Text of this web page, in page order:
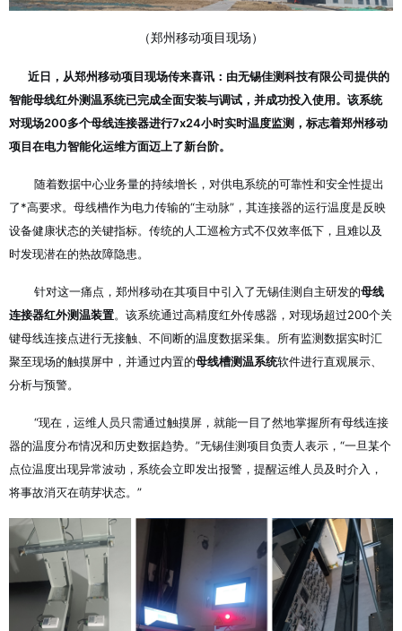
（郑州移动项目现场）
近日，从郑州移动项目现场传来喜讯：由无锡佳测科技有限公司提供的
智能母线红外测温系统已完成全面安装与调试，并成功投入使用。该系统
对现场200多个母线连接器进行7x24小时实时温度监测，标志着郑州移动
项目在电力智能化运维方面迈上了新台阶。
随着数据中心业务量的持续增长，对供电系统的可靠性和安全性提出
了*高要求。母线槽作为电力传输的“主动脉”，其连接器的运行温度是反映
设备健康状态的关键指标。传统的人工巡检方式不仅效率低下，且难以及
时发现潜在的热故障隐患。
针对这一痛点，郑州移动在其项目中引入了无锡佳测自主研发的母线
连接器红外测温装置。该系统通过高精度红外传感器，对现场超过200个关
键母线连接点进行无接触、不间断的温度数据采集。所有监测数据实时汇
聚至现场的触摸屏中，并通过内置的母线槽测温系统软件进行直观展示、
分析与预警。
“现在，运维人员只需通过触摸屏，就能一目了然地掌握所有母线连接
器的温度分布情况和历史数据趋势。”无锡佳测项目负责人表示，“一旦某个
点位温度出现异常波动，系统会立即发出报警，提醒运维人员及时介入，
将事故消灭在萌芽状态。”